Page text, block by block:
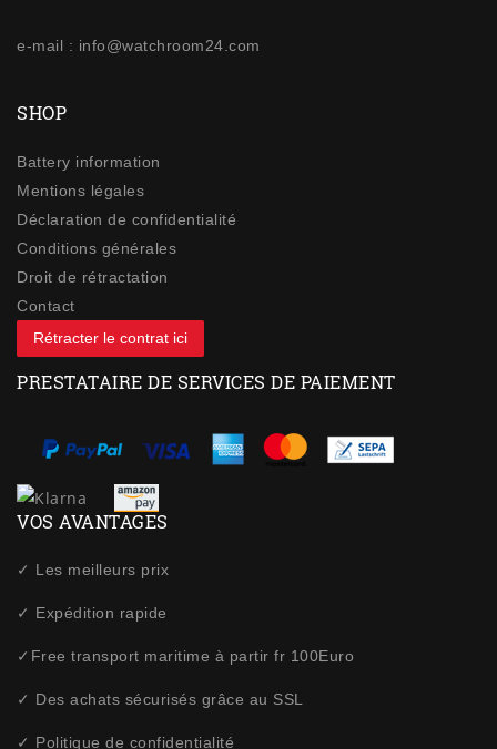
e-mail : info@watchroom24.com
SHOP
Battery information
Mentions légales
Déclaration de confidentialité
Conditions générales
Droit de rétractation
Contact
Rétracter le contrat ici
PRESTATAIRE DE SERVICES DE PAIEMENT
VOS AVANTAGES
✓ Les meilleurs prix
✓ Expédition rapide
✓Free transport maritime à partir fr 100Euro
✓ Des achats sécurisés grâce au SSL
✓ Politique de confidentialité